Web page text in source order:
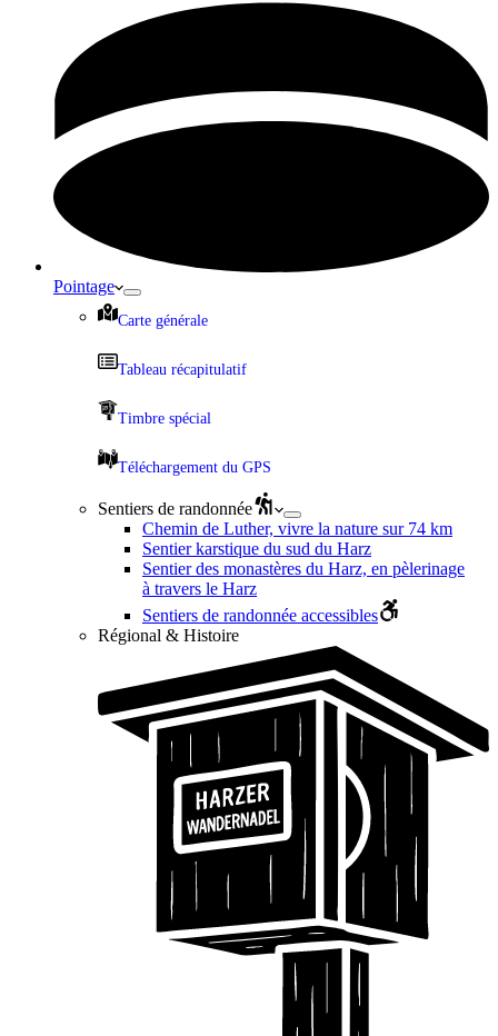
Pointage
Carte générale
Tableau récapitulatif
Timbre spécial
Téléchargement du GPS
Sentiers de randonnée
Chemin de Luther, vivre la nature sur 74 km
Sentier karstique du sud du Harz
Sentier des monastères du Harz, en pèlerinage
à travers le Harz
Sentiers de randonnée accessibles
Régional & Histoire